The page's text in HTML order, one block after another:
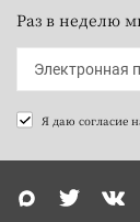
Раз в неделю
Я даю согласие